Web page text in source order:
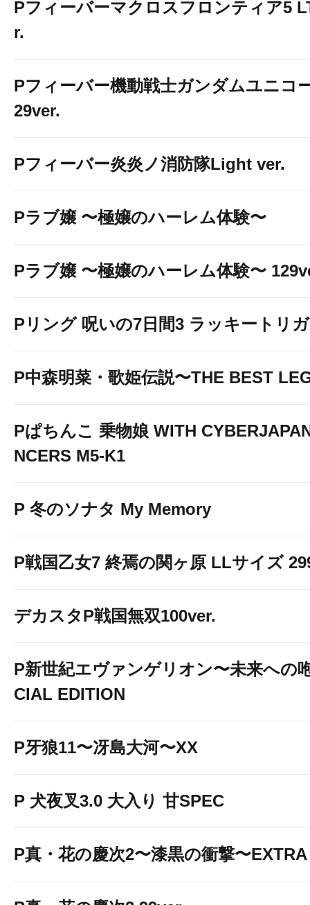
Pフィーバーマクロスフロンティア5
r.
Pフィーバー機動戦士ガンダムユニコ
29ver.
Pフィーバー炎炎ノ消防隊Light ver.
Pラブ嬢 〜極嬢のハーレム体験〜
Pラブ嬢 〜極嬢のハーレム体験〜
Pリング 呪いの7日間3 ラッキートリ
P中森明菜・歌姫伝説〜THE BEST
Pぱちんこ 乗物娘 WITH
NCERS M5-K1
P 冬のソナタ My Memory
P戦国乙女7 終焉の関ヶ原 LLサイズ
デカスタP戦国無双100ver.
P新世紀エヴァンゲリオン〜未来への
CIAL EDITION
P牙狼11〜冴島大河〜XX
P 犬夜叉3.0 大入り 甘SPEC
P真・花の慶次2〜漆黒の衝撃〜